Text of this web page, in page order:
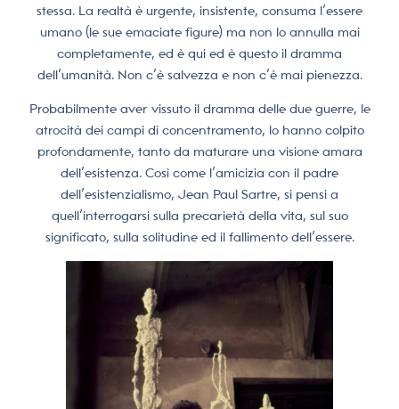
stessa. La realtà è urgente, insistente, consuma l’essere
umano (le sue emaciate figure) ma non lo annulla mai
completamente, ed è qui ed è questo il dramma
dell’umanità. Non c’è salvezza e non c’è mai pienezza.
Probabilmente aver vissuto il dramma delle due guerre, le
atrocità dei campi di concentramento, lo hanno colpito
profondamente, tanto da maturare una visione amara
dell’esistenza. Così come l’amicizia con il padre
dell’esistenzialismo, Jean Paul Sartre, si pensi a
quell’interrogarsi sulla precarietà della vita, sul suo
significato, sulla solitudine ed il fallimento dell’essere.